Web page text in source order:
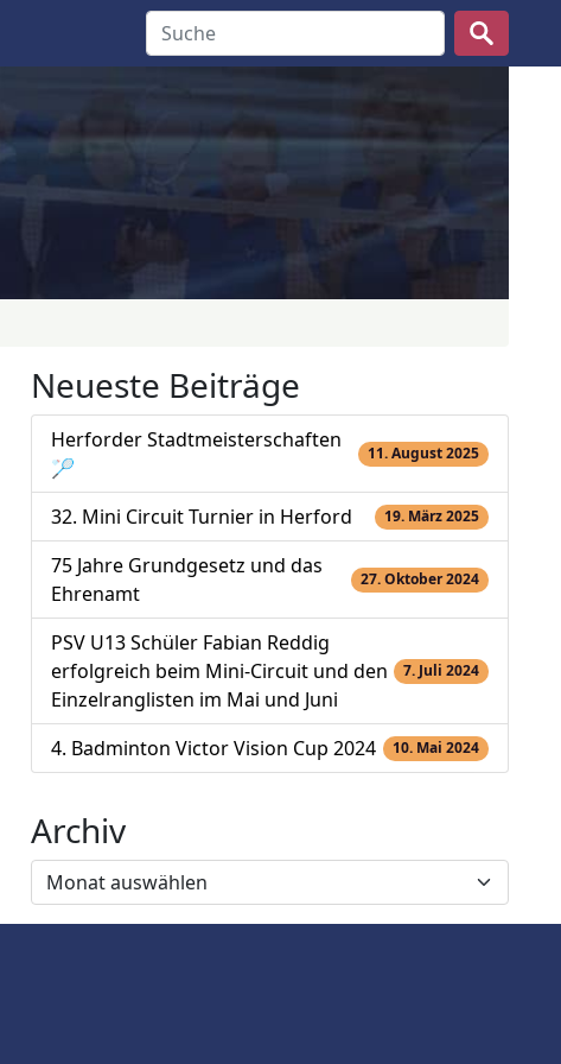
Suche nach:
Neueste Beiträge
Herforder Stadtmeisterschaften
🏸
11. August 2025
32. Mini Circuit Turnier in Herford 19. März 2025
75 Jahre Grundgesetz und das
Ehrenamt
27. Oktober 2024
PSV U13 Schüler Fabian Reddig
erfolgreich beim Mini-Circuit und den
Einzelranglisten im Mai und Juni
7. Juli 2024
4. Badminton Victor Vision Cup 2024 10. Mai 2024
Archiv
Archiv